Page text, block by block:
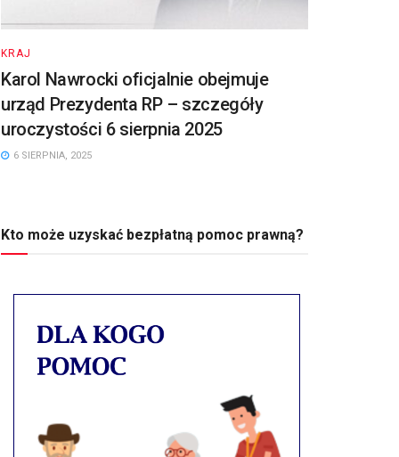
KRAJ
Karol Nawrocki oficjalnie obejmuje
urząd Prezydenta RP – szczegóły
uroczystości 6 sierpnia 2025
6 SIERPNIA, 2025
Kto może uzyskać bezpłatną pomoc prawną?